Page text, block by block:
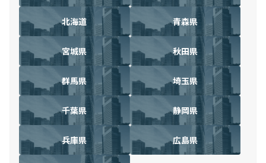
北海道 青森県
宮城県 秋田県
群馬県 埼玉県
千葉県 静岡県
兵庫県 広島県